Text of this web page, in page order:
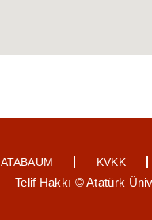
ATABAUM KVKK
Telif Hakkı © Atatürk